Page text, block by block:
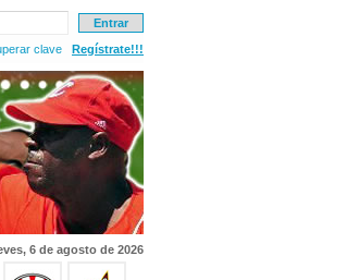
clave Regístrate!!!
6 de agosto de 2026